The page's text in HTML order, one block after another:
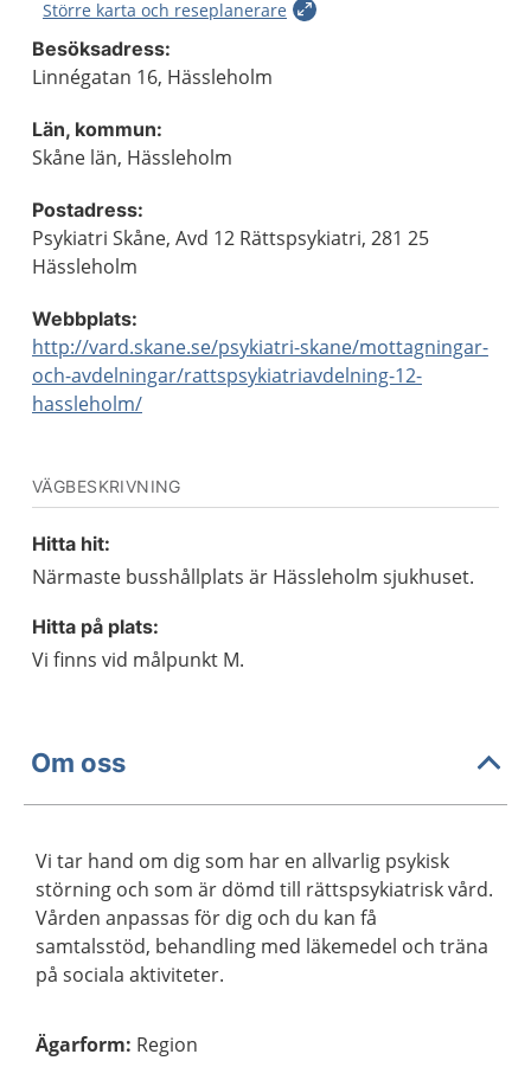
Större karta och reseplanerare
Besöksadress:
Linnégatan 16, Hässleholm
Län, kommun:
Skåne län, Hässleholm
Postadress:
Psykiatri Skåne, Avd 12 Rättspsykiatri, 281 25
Hässleholm
Webbplats:
http://vard.skane.se/psykiatri-skane/mottagningar-
och-avdelningar/rattspsykiatriavdelning-12-
hassleholm/
VÄGBESKRIVNING
Hitta hit:
Närmaste busshållplats är Hässleholm sjukhuset.
Hitta på plats:
Vi finns vid målpunkt M.
Om oss
Vi tar hand om dig som har en allvarlig psykisk
störning och som är dömd till rättspsykiatrisk vård.
Vården anpassas för dig och du kan få
samtalsstöd, behandling med läkemedel och träna
på sociala aktiviteter.
Ägarform: Region